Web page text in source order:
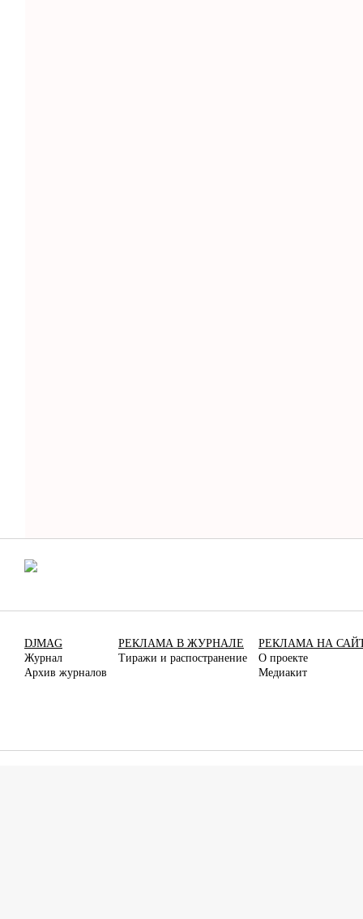
DJMAG
Журнал
Архив журналов
РЕКЛАМА В ЖУРНАЛЕ
Тиражи и распостранение
РЕКЛАМА НА
О проекте
Медиакит